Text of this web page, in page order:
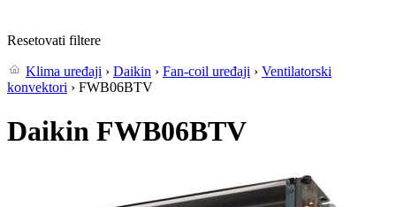
Resetovati filtere
Klima uređaji › Daikin › Fan-coil uređaji › Ventilatorski
konvektori › FWB06BTV
Daikin FWB06BTV